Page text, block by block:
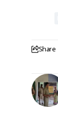
Share